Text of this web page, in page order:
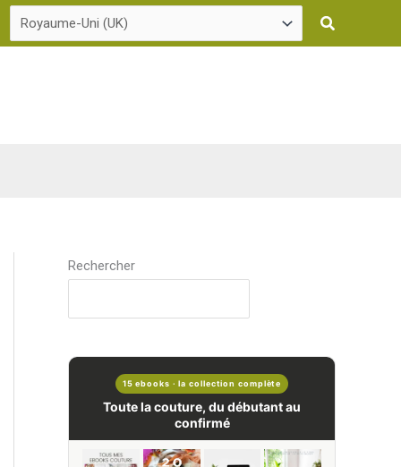
Rechercher
15 ebooks · la collection complète
Toute la couture, du débutant au
confirmé